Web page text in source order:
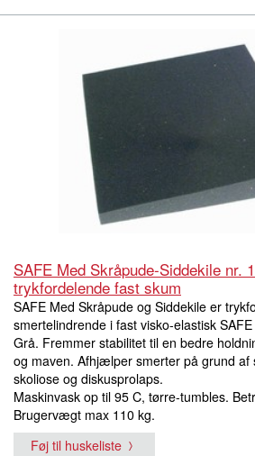
SAFE Med Skråpude-Siddekile nr.
trykfordelende fast skum
SAFE Med Skråpude og Siddekile er
smertelindrende i fast visko-elastisk
Grå. Fremmer stabilitet til en bedre
og maven. Afhjælper smerter på grund
skoliose og diskusprolaps.
Maskinvask op til 95 C, tørre-tumbles.
Brugervægt max 110 kg.
Føj til huskeliste